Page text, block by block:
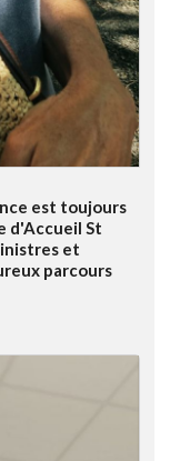
est toujours
d'Accueil St
et
parcours